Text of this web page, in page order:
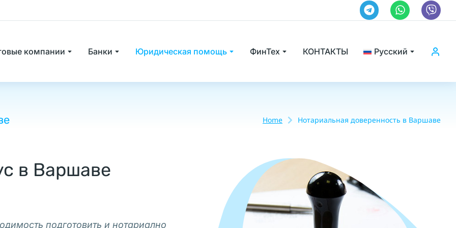
компании Банки Юридическая помощь ФинТех КОНТАКТЫ Русский
Home Нотариальная доверенность в Варшаве
в Варшаве
подготовить и нотариално